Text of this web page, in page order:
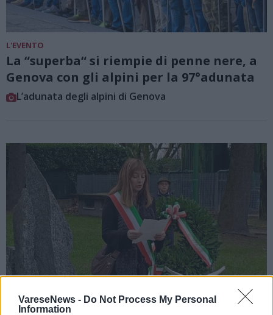
VareseNews - Do Not Process My Personal
Information
L'EVENTO
La “superba“ si riempie di penne nere, a
Genova con gli alpini per la 97°adunata
L’adunata degli alpini di Genova